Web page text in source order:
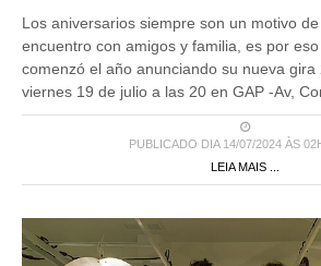
Los aniversarios siempre son un motivo
encuentro con amigos y familia, es por
comenzó el año anunciando su nueva
viernes 19 de julio a las 20 en GAP -Av,
PUBLICADO DIA 14/07/2024 ÀS
LEIA MAIS ...